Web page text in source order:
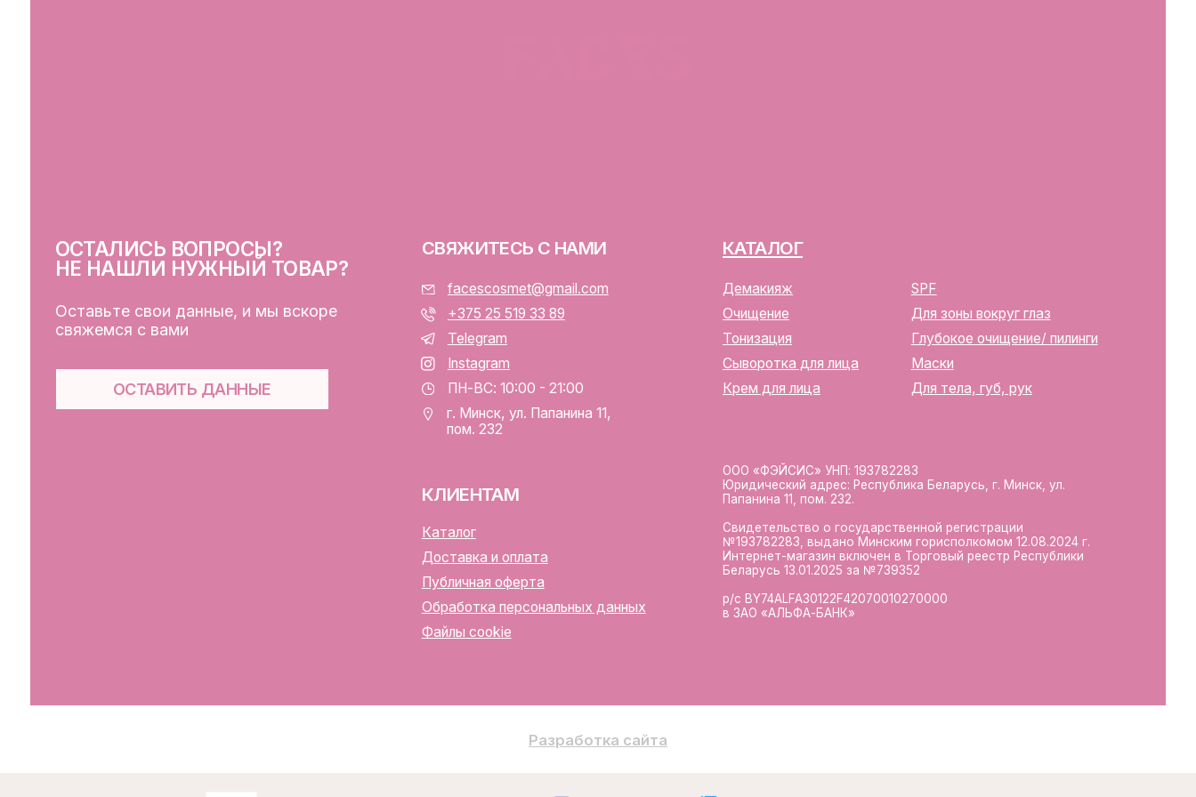
Каталог
ООО «ФЭЙСИС» УНП: 193782283
Юридический адрес: Республика Беларусь, г. Минск, ул.
Свидетельство о государственной регистрации
№193782283, выдано Минским горисполкомом 12.08.2024 г.
Интернет-магазин включен в Торговый реестр Республики
Беларусь 13.01.2025 за №739352
р/с BY74ALFA30122F42070010270000
Доставка и оплата
Публичная оферта
Обработка персональных данных
Файлы cookie
Разработка сайта